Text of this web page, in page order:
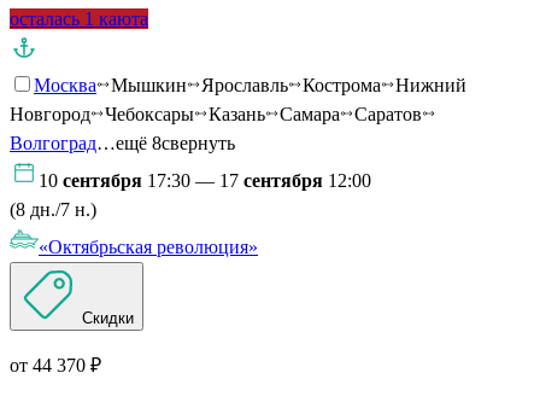
осталась 1 каюта
Москва Мышкин Ярославль Кострома
Нижний
Новгород
Чебоксары Казань Самара
Саратов
Волгоград…ещё 8свернуть
10 сентября 17:30 — 17 сентября 12:00
(8 дн./7 н.)
«Октябрьская революция»
Скидки
от 44 370 ₽